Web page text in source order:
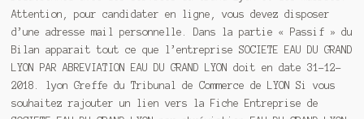
Attention, pour candidater en ligne, vous devez disposer
d’une adresse mail personnelle. Dans la partie « Passif » du
Bilan apparait tout ce que l’entreprise SOCIETE EAU DU GRAND
LYON PAR ABREVIATION EAU DU GRAND LYON doit en date 31-12-
2018. lyon Greffe du Tribunal de Commerce de LYON Si vous
souhaitez rajouter un lien vers la Fiche Entreprise de